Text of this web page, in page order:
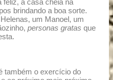
feliz, a casa cheia na
brindando a boa sorte.
um Manoel, um
personas gratas que
também o exercício do